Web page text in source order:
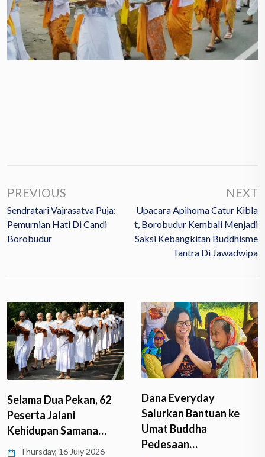
PREVIOUS
Sendratari Vajrasatva Puja:
Pemurnian Hati Di Candi
Borobudur
NEXT
Upacara Apihoma Catur Kibla
T, Borobudur Kembali Menjadi
Saksi Kebangkitan Buddhisme
Tantra Di Jawadwipa
Dana Everyday
Salurkan Bantuan ke
Umat Buddha
Dharmayatra
Mahasiswa
Candi Borobudur
Friday, 24 April 2026